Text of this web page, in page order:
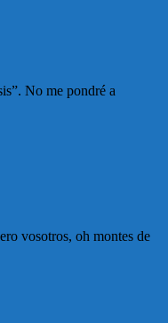
No me pondré a
vosotros, oh montes de